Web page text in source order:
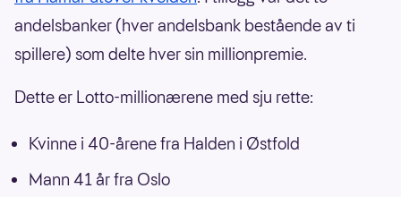
andelsbanker (hver andelsbank bestående av ti
spillere) som delte hver sin millionpremie.
Dette er Lotto-millionærene med sju rette:
Kvinne i 40-årene fra Halden i Østfold
Mann 41 år fra Oslo